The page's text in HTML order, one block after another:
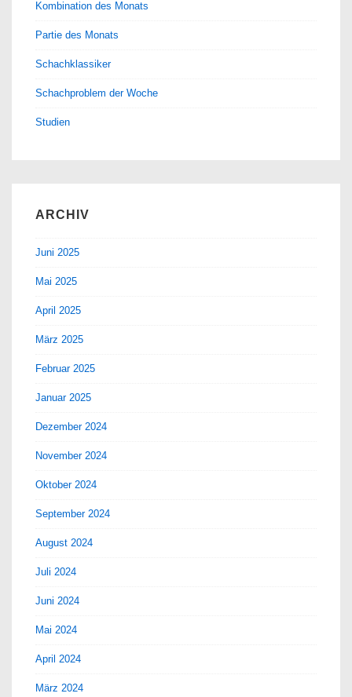
Kombination des Monats
Partie des Monats
Schachklassiker
Schachproblem der Woche
Studien
ARCHIV
Juni 2025
Mai 2025
April 2025
März 2025
Februar 2025
Januar 2025
Dezember 2024
November 2024
Oktober 2024
September 2024
August 2024
Juli 2024
Juni 2024
Mai 2024
April 2024
März 2024